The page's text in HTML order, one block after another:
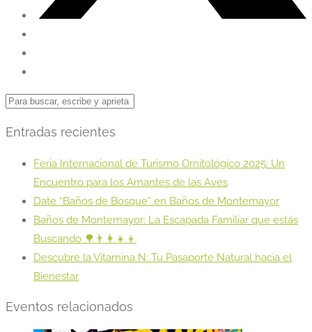
Entradas recientes
Feria Internacional de Turismo Ornitológico 2025: Un
Encuentro para los Amantes de las Aves
Date “Baños de Bosque” en Baños de Montemayor
Baños de Montemayor: La Escapada Familiar que estás
Buscando 🌳👨‍👩‍👧‍👦
Descubre la Vitamina N: Tu Pasaporte Natural hacia el
Bienestar
Eventos relacionados